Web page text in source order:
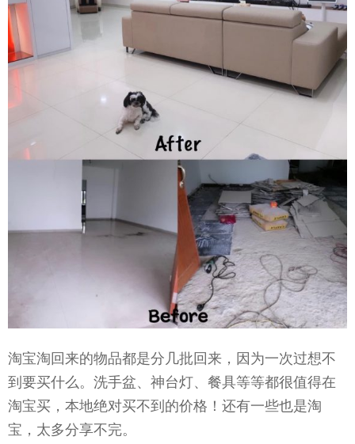
淘宝淘回来的物品都是分几批回来，因为一次过想不
到要买什么。洗手盆、神台灯、餐具等等都很值得在
淘宝买，本地绝对买不到的价格！还有一些也是淘
宝，太多分享不完。